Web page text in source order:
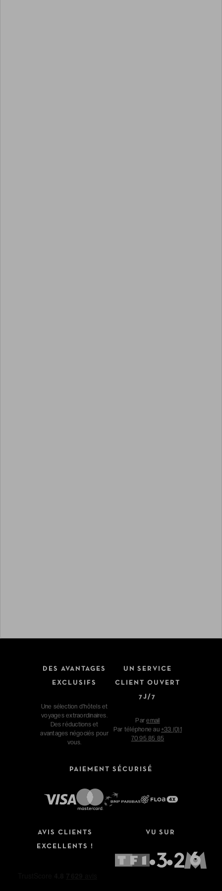
Affinez votre recherche
Type de séjour
DES AVANTAGES
EXCLUSIFS
Une sélection d'hôtels et
voyages extraordinaires.
Des réductions et
avantages négociés pour
vous.
UN SERVICE
CLIENT OUVERT
7J/7
Paremail
Par téléphone au +33 (0)1
70 95 85 85
PAIEMENT SÉCURISÉ
AVIS CLIENTS
EXCELLENTS !
VU SUR